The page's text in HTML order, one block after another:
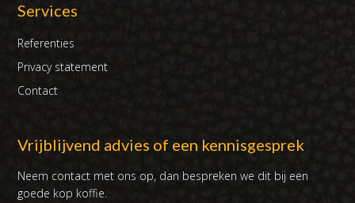
Services
Referenties
Privacy statement
Contact
Vrijblijvend advies of een kennisgesprek
Neem contact met ons op, dan bespreken we dit bij een
goede kop koffie.